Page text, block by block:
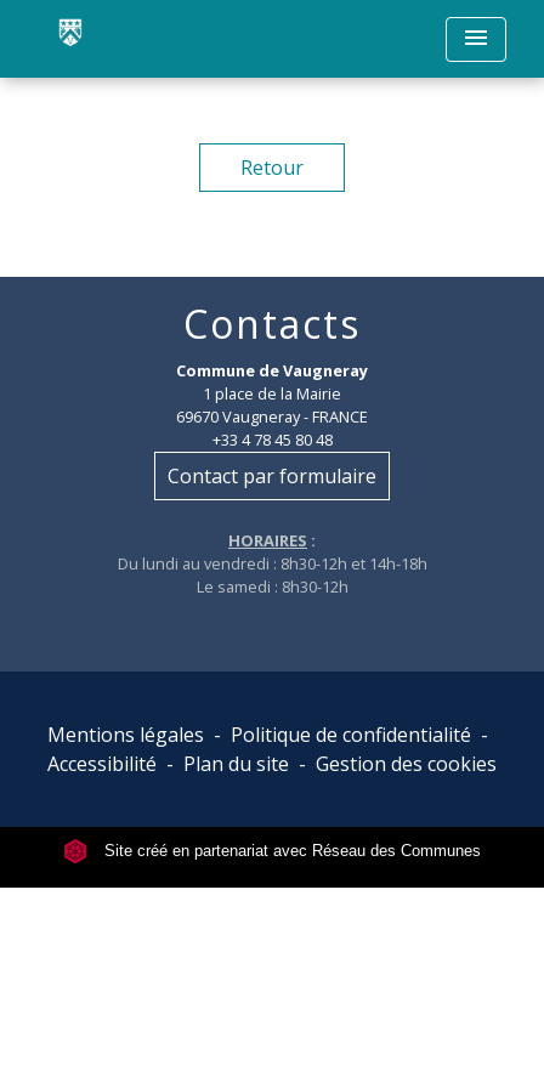
menu
Retour
Contacts
Commune de Vaugneray
1 place de la Mairie
69670 Vaugneray - FRANCE
+33 4 78 45 80 48
Contact par formulaire
HORAIRES :
Du lundi au vendredi : 8h30-12h et 14h-18h
Le samedi : 8h30-12h
Mentions légales - Politique de confidentialité -
Accessibilité - Plan du site - Gestion des cookies
Site créé en partenariat avec Réseau des Communes